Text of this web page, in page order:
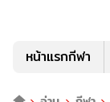
หน้าแรกกีฬา